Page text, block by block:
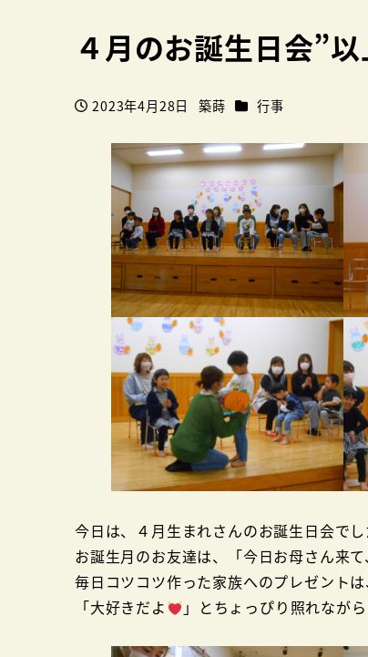
４月のお誕生日会”
投稿日
2023年4月28日
著
築蒔 カテゴリー
行事
今日は、４月生まれさんのお誕生日会でし
お誕生月のお友達は、「今日お母さん来
毎日コツコツ作った家族へのプレゼント
「大好きだよ
」とちょっぴり照れなが